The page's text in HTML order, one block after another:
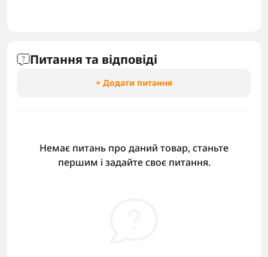
Питання та відповіді
+ Додати питання
Немає питань про даний товар, станьте
першим і задайте своє питання.